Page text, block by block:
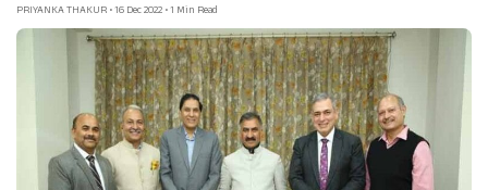
PRIYANKA THAKUR • 16 Dec 2022 • 1 Min Read